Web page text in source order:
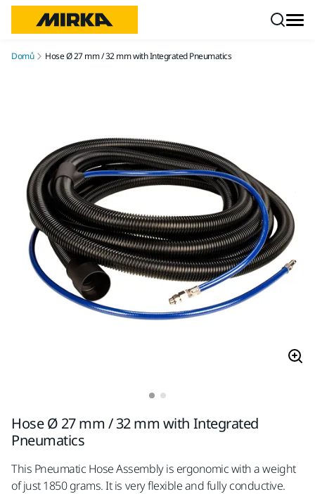
Domů Hose Ø 27 mm / 32 mm with Integrated Pneumatics
Hose Ø 27 mm / 32 mm with Integrated
Pneumatics
This Pneumatic Hose Assembly is ergonomic with a weight
of just 1850 grams. It is very flexible and fully conductive.